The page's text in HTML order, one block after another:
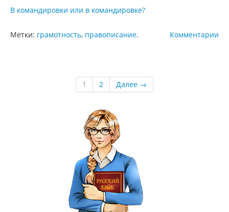
В командировки или в командировке?
Комментарии
Метки: грамотность, правописание.
1 2 Далее →